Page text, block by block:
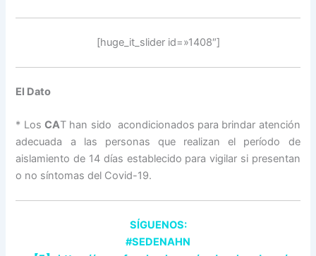
[huge_it_slider id=»1408″]
El Dato
* LosCAT han sido acondicionados para brindar atención
adecuada a las personas que realizan el período de
aislamiento de 14 días establecido para vigilar si presentan
o no síntomas del Covid-19.
SÍGUENOS:
#SEDENAHN